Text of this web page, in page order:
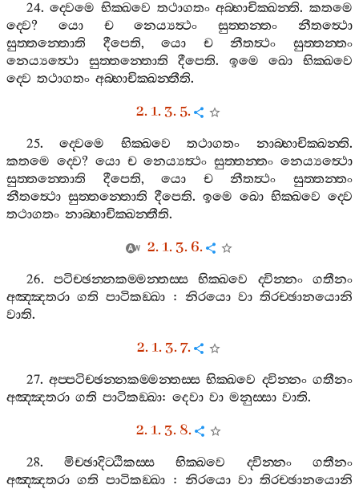
24.ද‍්වෙමෙ භික‍්ඛවෙ තථාගතං අබ‍්භාචික‍්ඛන‍්ති.කතමෙ
ද‍්වෙ? යො ච නෙය්‍යත්‍ථං සුත‍්තන‍්තං
නීතත්‍ථො
සුත‍්තන‍්තොති
දීපෙති,යො ච නීතත්‍ථං
සුත‍්තන‍්තං
නෙය්‍යත්‍ථො
සුත‍්තන‍්තොති දීපෙති. ඉමෙ ඛො
භික‍්ඛවෙ
ද‍්වෙ තථාගතං අබ‍්භාචික‍්ඛන‍්තීති.
2. 1. 3. 5.
25.ද‍්වෙමෙ භික‍්ඛවෙ තථාගතං නාබ‍්භාචික‍්ඛන‍්ති.
කතමෙ ද‍්වෙ? යො ච නෙය්‍යත්‍ථං සුත‍්තන‍්තං නෙය්‍යත්‍ථො
සුත‍්තන‍්තොති
දීපෙති,යො ච නීතත්‍ථං
සුත‍්තන‍්තං
නීතත්‍ථො සුත‍්තන‍්තොති දීපෙති. ඉමෙ ඛො භික‍්ඛවෙ ද‍්වෙ
තථාගතං නාබ‍්භාචික‍්ඛන‍්තීති.
2. 1. 3. 6.
26. පටිච‍්ඡන‍්නකම‍්මන‍්තස‍්ස භික‍්ඛවෙ ද‍්වින‍්නං
ගතීනං
අඤ‍්ඤතරා ගති පාටිකඞ‍්ඛා : නිරයො වා තිරච‍්ඡානයොනි
වාති.
2. 1. 3. 7.
27. අප‍්පටිච‍්ඡන‍්නකම‍්මන‍්තස‍්ස භික‍්ඛවෙ ද‍්වින‍්නං ගතීනං
අඤ‍්ඤතරා ගති පාටිකඞ‍්ඛා: දෙවා වා මනුස‍්සා වාති.
2. 1. 3. 8.
28. මිච‍්ඡාදිට‍්ඨිකස‍්ස භික‍්ඛවෙ ද‍්වින‍්නං
ගතීනං
අඤ‍්ඤතරා ගති පාටිකඞ‍්ඛා : නිරයො වා තිරච‍්ඡානයොනි